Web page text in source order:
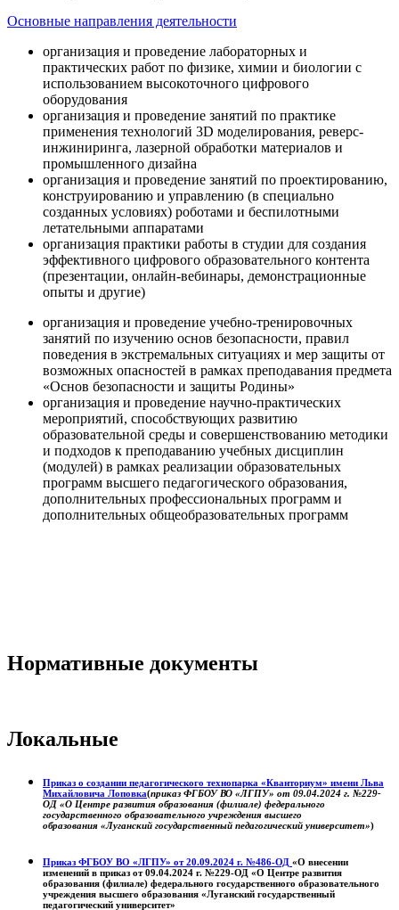
Основные направления деятельности
организация и проведение лабораторных и
практических работ по физике, химии и биологии с
использованием высокоточного цифрового
оборудования
организация и проведение занятий по практике
применения технологий 3D моделирования, реверс-
инжиниринга, лазерной обработки материалов и
промышленного дизайна
организация и проведение занятий по проектированию,
конструированию и управлению (в специально
созданных условиях) роботами и беспилотными
летательными аппаратами
организация практики работы в студии для создания
эффективного цифрового образовательного контента
(презентации, онлайн-вебинары, демонстрационные
опыты и другие)
организация и проведение учебно-тренировочных
занятий по изучению основ безопасности, правил
поведения в экстремальных ситуациях и мер защиты от
возможных опасностей в рамках преподавания предмета
«Основ безопасности и защиты Родины»
организация и проведение научно-практических
мероприятий, способствующих развитию
образовательной среды и совершенствованию методики
и подходов к преподаванию учебных дисциплин
(модулей) в рамках реализации образовательных
программ высшего педагогического образования,
дополнительных профессиональных программ и
дополнительных общеобразовательных программ
Нормативные документы
Локальные
Приказ о создании педагогического технопарка «Кванториум» имени Льва
Михайловича Лоповка(приказ ФГБОУ ВО «ЛГПУ» от 09.04.2024 г. №229-
ОД «О Центре развития образования (филиале) федерального
государственного образовательного учреждения высшего
образования «Луганский государственный педагогический университет»)
Приказ ФГБОУ ВО «ЛГПУ» от 20.09.2024 г. №486-ОД «О внесении
изменений в приказ от 09.04.2024 г. №229-ОД «О Центре развития
образования (филиале) федерального государственного образовательного
учреждения высшего образования «Луганский государственный
педагогический университет»